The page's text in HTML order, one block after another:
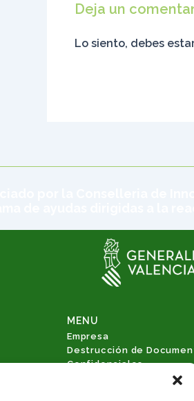
Deja un
Lo siento, debes
MENU
Empresa
Destrucción de
Confidenciales
Gestión Integral de